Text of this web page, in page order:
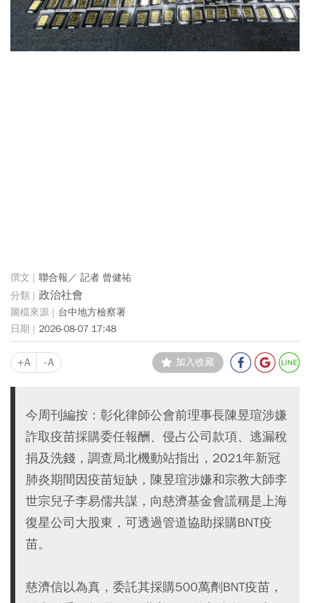
聯合報／ 記者 曾健祐
政治社會
台中地方檢察署
2026-08-07 17:48
+A -A 加入收藏
今周刊編按：彰化律師公會前理事長陳昱瑄涉嫌
詐取疫苗採購委任報酬、侵占公司款項、逃漏稅
捐及洗錢，調查局北機動站指出，2021年新冠
肺炎期間因疫苗短缺，陳昱瑄涉嫌和宗教大師李
世宗兒子李易儒共謀，向慈濟基金會謊稱是上海
復星公司大股東，可透過管道協助採購BNT疫
苗。
慈濟信以為真，委託其採購500萬劑BNT疫苗，